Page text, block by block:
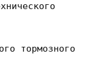
тормозного